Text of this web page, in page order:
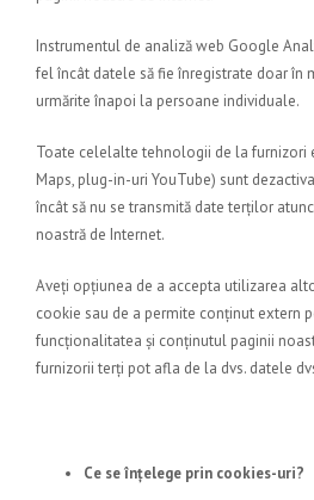
Instrumentul de analiză web Google
fel încât datele să fie înregistrate doar în
urmărite înapoi la persoane individuale.
Toate celelalte tehnologii de la furnizori
Maps, plug-in-uri YouTube) sunt
încât să nu se transmită date terților
noastră de Internet.
Aveți opțiunea de a accepta utilizarea
cookie sau de a permite conținut extern
funcționalitatea și conținutul paginii
furnizorii terți pot afla de la dvs. datele
Ce se înțelege prin cookies-uri?